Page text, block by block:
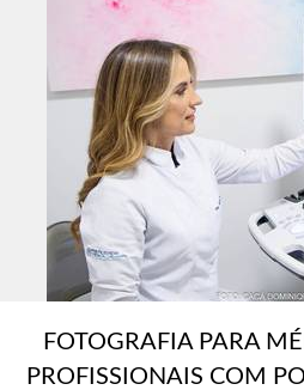
FOTOGRAFIA PARA
PROFISSIONAIS COM